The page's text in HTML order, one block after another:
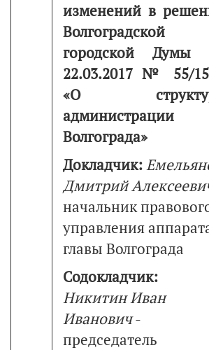
изменений в
Волгоградской
городской Думы
22.03.2017 № 55/
«О
администрации
Волгограда»
Докладчик:
Дмитрий
начальник
управления
главы Волгограда
Содокладчик:
Никитин Иван
Иванович-
председатель